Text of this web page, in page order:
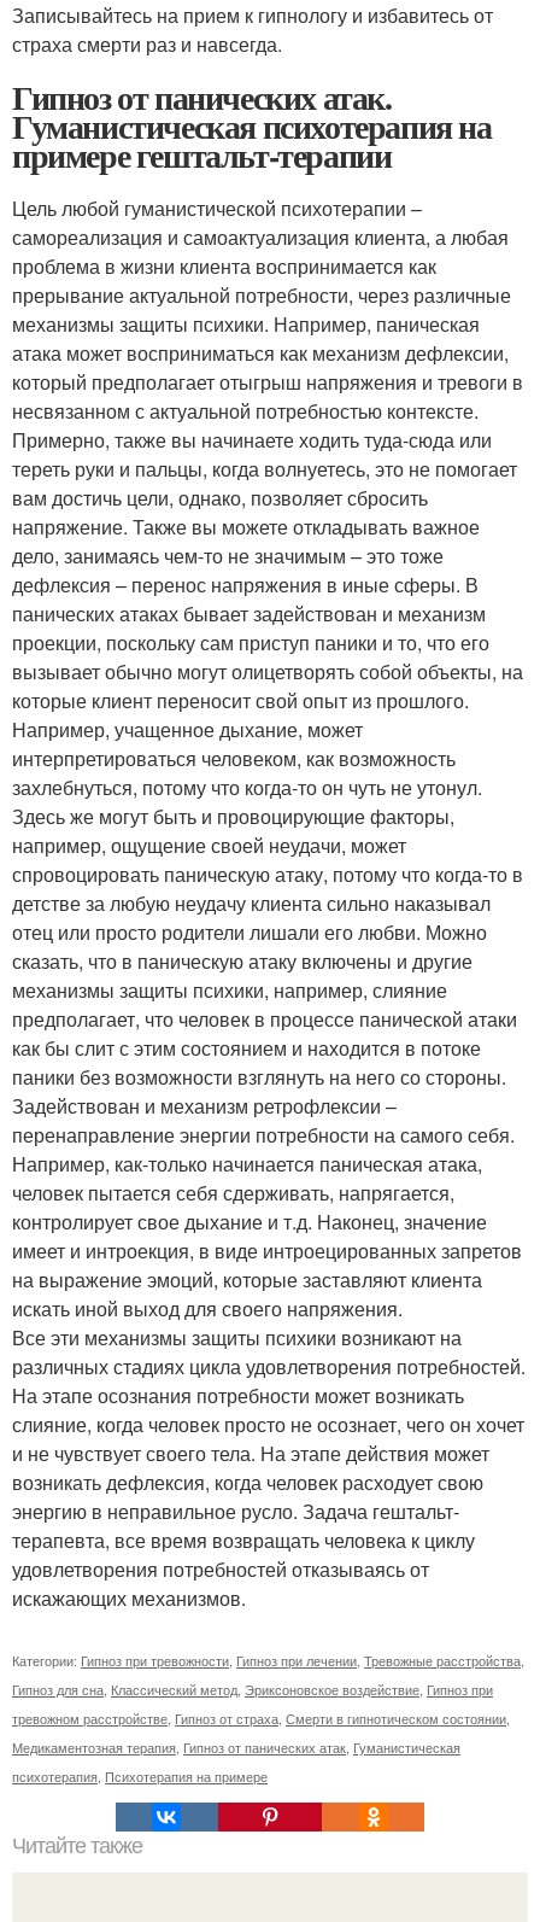
Записывайтесь на прием к гипнологу и избавитесь от
страха смерти раз и навсегда.
Гипноз от панических атак.
Гуманистическая психотерапия на
примере гештальт-терапии
Цель любой гуманистической психотерапии –
самореализация и самоактуализация клиента, а любая
проблема в жизни клиента воспринимается как
прерывание актуальной потребности, через различные
механизмы защиты психики. Например, паническая
атака может восприниматься как механизм дефлексии,
который предполагает отыгрыш напряжения и тревоги в
несвязанном с актуальной потребностью контексте.
Примерно, также вы начинаете ходить туда-сюда или
тереть руки и пальцы, когда волнуетесь, это не помогает
вам достичь цели, однако, позволяет сбросить
напряжение. Также вы можете откладывать важное
дело, занимаясь чем-то не значимым – это тоже
дефлексия – перенос напряжения в иные сферы. В
панических атаках бывает задействован и механизм
проекции, поскольку сам приступ паники и то, что его
вызывает обычно могут олицетворять собой объекты, на
которые клиент переносит свой опыт из прошлого.
Например, учащенное дыхание, может
интерпретироваться человеком, как возможность
захлебнуться, потому что когда-то он чуть не утонул.
Здесь же могут быть и провоцирующие факторы,
например, ощущение своей неудачи, может
спровоцировать паническую атаку, потому что когда-то в
детстве за любую неудачу клиента сильно наказывал
отец или просто родители лишали его любви. Можно
сказать, что в паническую атаку включены и другие
механизмы защиты психики, например, слияние
предполагает, что человек в процессе панической атаки
как бы слит с этим состоянием и находится в потоке
паники без возможности взглянуть на него со стороны.
Задействован и механизм ретрофлексии –
перенаправление энергии потребности на самого себя.
Например, как-только начинается паническая атака,
человек пытается себя сдерживать, напрягается,
контролирует свое дыхание и т.д. Наконец, значение
имеет и интроекция, в виде интроецированных запретов
на выражение эмоций, которые заставляют клиента
искать иной выход для своего напряжения.
Все эти механизмы защиты психики возникают на
различных стадиях цикла удовлетворения потребностей.
На этапе осознания потребности может возникать
слияние, когда человек просто не осознает, чего он хочет
и не чувствует своего тела. На этапе действия может
возникать дефлексия, когда человек расходует свою
энергию в неправильное русло. Задача гештальт-
терапевта, все время возвращать человека к циклу
удовлетворения потребностей отказываясь от
искажающих механизмов.
Категории: Гипноз при тревожности, Гипноз при лечении, Тревожные расстройства,
Гипноз для сна, Классический метод, Эриксоновское воздействие, Гипноз при
тревожном расстройстве, Гипноз от страха, Смерти в гипнотическом состоянии,
Медикаментозная терапия, Гипноз от панических атак, Гуманистическая
психотерапия, Психотерапия на примере
Читайте также